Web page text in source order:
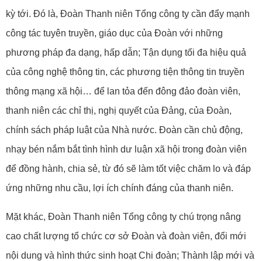
kỳ tới. Đó là, Đoàn Thanh niên Tổng công ty cần đẩy mạnh
công tác tuyên truyền, giáo dục của Đoàn với những
phương pháp đa dạng, hấp dẫn; Tận dụng tối đa hiệu quả
của công nghệ thông tin, các phương tiện thông tin truyền
thông mạng xã hội… để lan tỏa đến đông đảo đoàn viên,
thanh niên các chỉ thị, nghị quyết của Đảng, của Đoàn,
chính sách pháp luật của Nhà nước. Đoàn cần chủ động,
nhạy bén nắm bắt tình hình dư luận xã hội trong đoàn viên
để đồng hành, chia sẻ, từ đó sẽ làm tốt việc chăm lo và đáp
ứng những nhu cầu, lợi ích chính đáng của thanh niên.
Mặt khác, Đoàn Thanh niên Tổng công ty chú trọng nâng
cao chất lượng tổ chức cơ sở Đoàn và đoàn viên, đổi mới
nội dung và hình thức sinh hoạt Chi đoàn; Thành lập mới và